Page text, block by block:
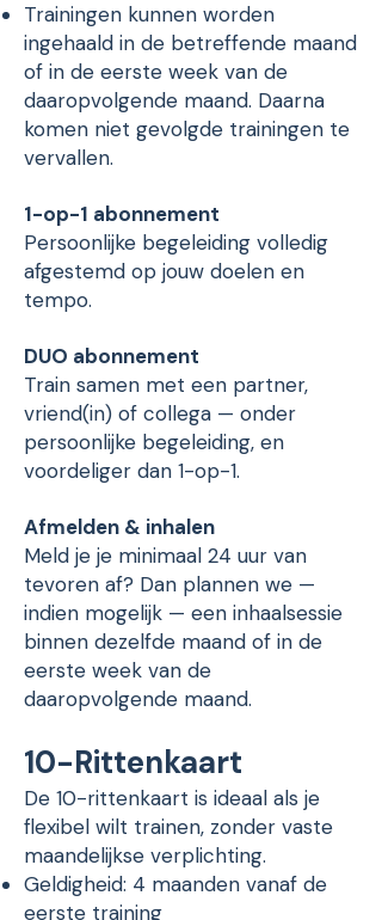
Trainingen kunnen worden
ingehaald in de betreffende maand
of in de eerste week van de
daaropvolgende maand. Daarna
komen niet gevolgde trainingen te
vervallen.
1-op-1 abonnement
Persoonlijke begeleiding volledig
afgestemd op jouw doelen en
tempo.
DUO abonnement
Train samen met een partner,
vriend(in) of collega — onder
persoonlijke begeleiding, en
voordeliger dan 1-op-1.
Afmelden & inhalen
Meld je je minimaal 24 uur van
tevoren af? Dan plannen we —
indien mogelijk — een inhaalsessie
binnen dezelfde maand of in de
eerste week van de
daaropvolgende maand.
10-Rittenkaart
De 10-rittenkaart is ideaal als je
flexibel wilt trainen, zonder vaste
maandelijkse verplichting.
Geldigheid: 4 maanden vanaf de
eerste training